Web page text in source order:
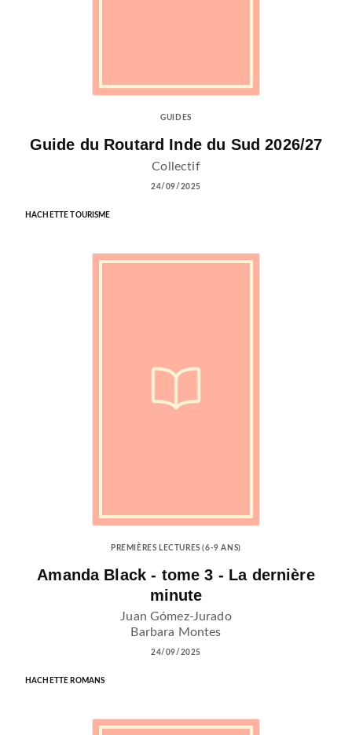
GUIDES
Guide du Routard Inde du Sud 2026/27
Collectif
24/09/2025
HACHETTE TOURISME
PREMIÈRES LECTURES (6-9 ANS)
Amanda Black - tome 3 - La dernière
minute
Juan Gómez-Jurado
Barbara Montes
24/09/2025
HACHETTE ROMANS